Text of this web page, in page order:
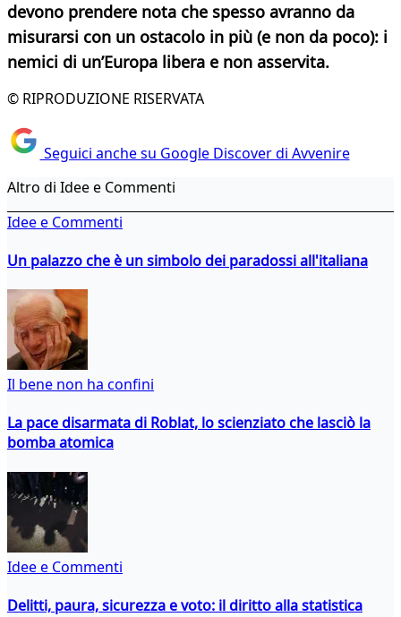
devono prendere nota che spesso avranno da
misurarsi con un ostacolo in più (e non da poco): i
nemici di un’Europa libera e non asservita.
© RIPRODUZIONE RISERVATA
Seguici anche su Google Discover di Avvenire
Altro di Idee e Commenti
Idee e Commenti
Un palazzo che è un simbolo dei paradossi all'italiana
Il bene non ha confini
La pace disarmata di Roblat, lo scienziato che lasciò la
bomba atomica
Idee e Commenti
Delitti, paura, sicurezza e voto: il diritto alla statistica